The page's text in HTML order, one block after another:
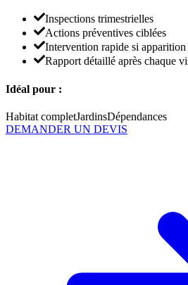
Inspections trimestrielles
Actions préventives ciblées
Intervention rapide si
Rapport détaillé après chaque
Idéal pour :
Habitat completJardinsDépendances
DEMANDER UN DEVIS